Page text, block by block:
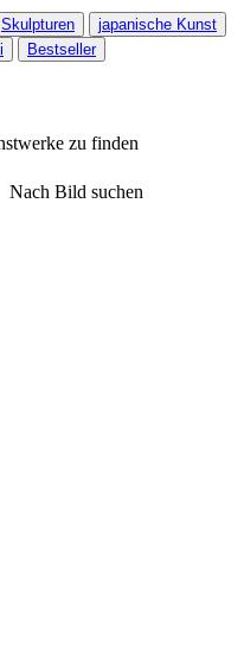
Skulpturen
japanische Kunst
Bestseller
zu finden
Nach Bild suchen